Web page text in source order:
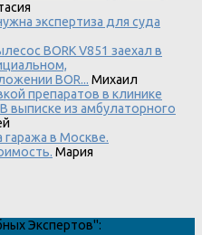
экспертиза для суда
BORK V851 заехал в
BOR... Михаил
препаратов в клинике
выписке из амбулаторного
в Москве.
Мария
Экспертов":